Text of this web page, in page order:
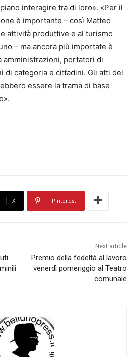
interagire tra di loro». «Per il
è importante – così Matteo
attività produttive e al turismo
– ma ancora più importate è
amministrazioni, portatori di
di categoria e cittadini. Gli atti del
essere la trama di base
X Pinterest
Next article
Premio della fedeltà al lavoro
venerdì pomeriggio al Teatro
comunale